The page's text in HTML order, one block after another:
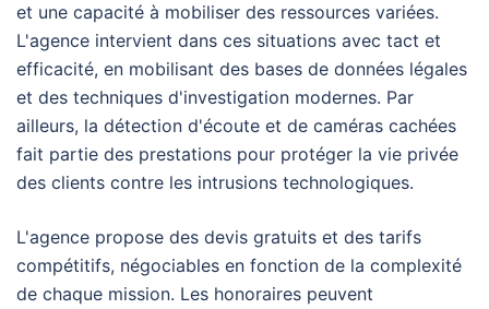
et une capacité à mobiliser des ressources variées.
L'agence intervient dans ces situations avec tact et
efficacité, en mobilisant des bases de données légales
et des techniques d'investigation modernes. Par
ailleurs, la détection d'écoute et de caméras cachées
fait partie des prestations pour protéger la vie privée
des clients contre les intrusions technologiques.
L'agence propose des devis gratuits et des tarifs
compétitifs, négociables en fonction de la complexité
de chaque mission. Les honoraires peuvent